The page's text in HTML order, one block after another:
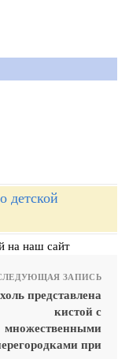
детской
на наш сайт
ЗАПИСЬ
представлена
кистой с
множественными
при